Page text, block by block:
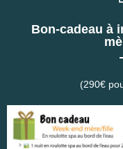
Bon-cadeau à
(290€